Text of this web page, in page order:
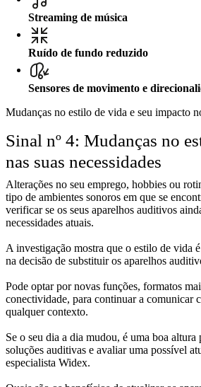
Streaming de música
Ruído de fundo reduzido
Sensores de movimento e
Mudanças no estilo de vida e seu impacto
Sinal nº 4: Mudanças no
nas suas necessidades
Alterações no seu emprego, hobbies ou
tipo de ambientes sonoros em que se
verificar se os seus aparelhos auditivos
necessidades atuais.
A investigação mostra que o estilo de vida
na decisão de substituir os aparelhos
Pode optar por novas funções, formatos
conectividade, para continuar a comunicar
qualquer contexto.
Se o seu dia a dia mudou, é uma boa altura
soluções auditivas e avaliar uma possível
especialista Widex.